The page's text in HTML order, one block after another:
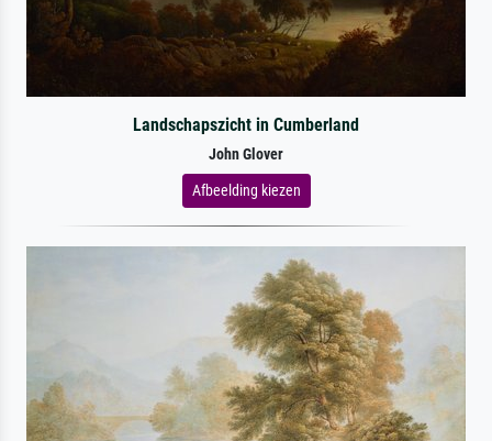
Landschapszicht in Cumberland
John Glover
Afbeelding kiezen